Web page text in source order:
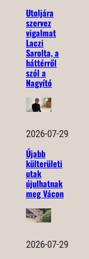
Utoljára
szervez
vigalmat
Laczi
Sarolta, a
háttérről
szól a
Nagyító
2026-07-29
Újabb
külterületi
utak
újulhatnak
meg Vácon
2026-07-29